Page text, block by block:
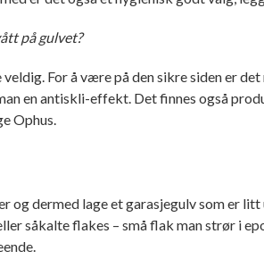
på gulvet?
For å være på den sikre siden er det
en antiskli-effekt. Det finnes også
Ophus.
og dermed lage et garasjegulv som er
såkalte flakes – små flak man strør i